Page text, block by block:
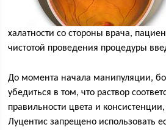
халатности со стороны врача,
чистотой проведения процедуры
До момента начала манипуляции,
убедиться в том, что раствор
правильности цвета и консистенции,
Луцентис запрещено использовать